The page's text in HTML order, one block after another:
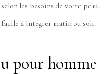
les besoins de votre peau.
à intégrer matin ou soir.
pour homme